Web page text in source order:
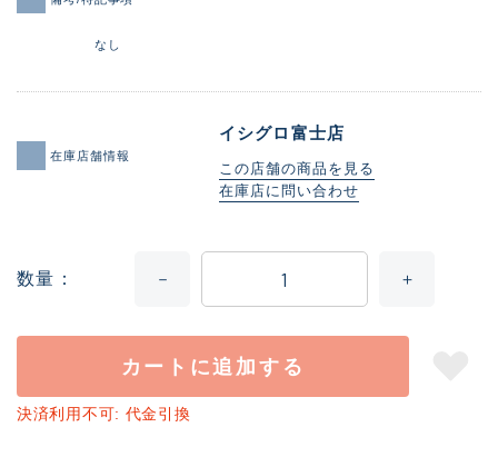
なし
在庫店舗情報
イシグロ富士店
この店舗の商品を見る
在庫店に問い合わせ
数量
カートに追加する
決済利用不可: 代金引換